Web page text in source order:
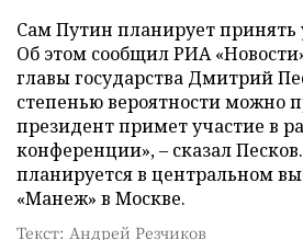
Сам Путин планирует принять
Об этом сообщил РИА
главы государства Дмитрий
степенью вероятности можно
президент примет участие в
конференции», – сказал
планируется в центральном
«Манеж» в Москве.
Текст: Андрей Резчиков